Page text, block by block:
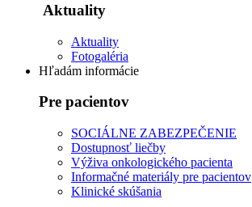
Aktuality
Aktuality
Fotogaléria
Hľadám informácie
Pre pacientov
SOCIÁLNE ZABEZPEČENIE
Dostupnosť liečby
Výživa onkologického pacienta
Informačné materiály pre pacientov
Klinické skúšania
základe
používania
webovej
stránky.
spokojnosť
Aby naša
stránka počas
vašej návštevy
fungovala čo